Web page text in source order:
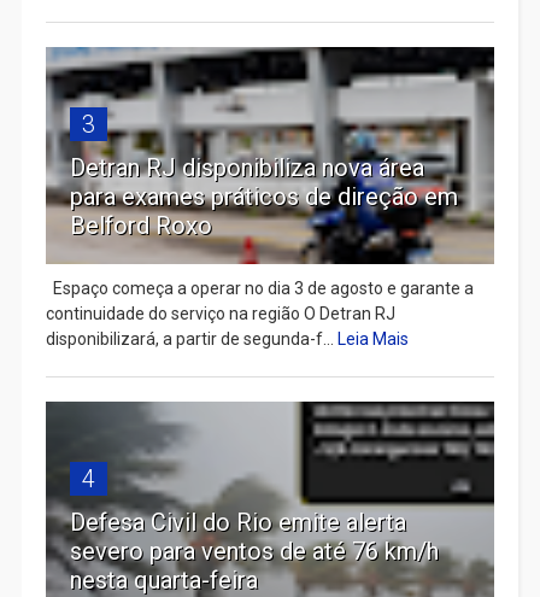
3
Detran RJ disponibiliza nova área
para exames práticos de direção em
Belford Roxo
Espaço começa a operar no dia 3 de agosto e garante a
continuidade do serviço na região O Detran RJ
disponibilizará, a partir de segunda-f... Leia Mais
4
Defesa Civil do Rio emite alerta
severo para ventos de até 76 km/h
nesta quarta-feira